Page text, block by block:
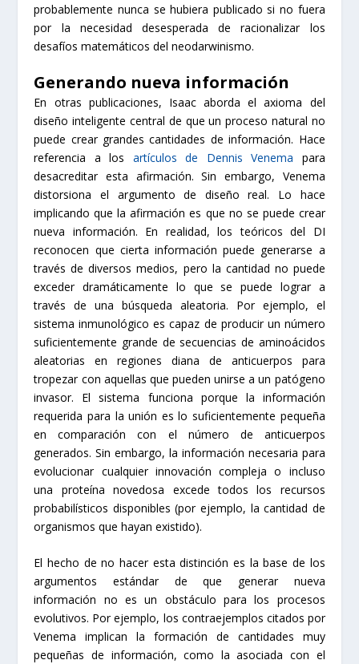
probablemente nunca se hubiera publicado si no fuera
por la necesidad desesperada de racionalizar los
desafíos matemáticos del neodarwinismo.
Generando nueva información
En otras publicaciones, Isaac aborda el axioma del
diseño inteligente central de que un proceso natural no
puede crear grandes cantidades de información. Hace
referencia a los artículos de Dennis Venema para
desacreditar esta afirmación. Sin embargo, Venema
distorsiona el argumento de diseño real. Lo hace
implicando que la afirmación es que no se puede crear
nueva información. En realidad, los teóricos del DI
reconocen que cierta información puede generarse a
través de diversos medios, pero la cantidad no puede
exceder dramáticamente lo que se puede lograr a
través de una búsqueda aleatoria. Por ejemplo, el
sistema inmunológico es capaz de producir un número
suficientemente grande de secuencias de aminoácidos
aleatorias en regiones diana de anticuerpos para
tropezar con aquellas que pueden unirse a un patógeno
invasor. El sistema funciona porque la información
requerida para la unión es lo suficientemente pequeña
en comparación con el número de anticuerpos
generados. Sin embargo, la información necesaria para
evolucionar cualquier innovación compleja o incluso
una proteína novedosa excede todos los recursos
probabilísticos disponibles (por ejemplo, la cantidad de
organismos que hayan existido).
El hecho de no hacer esta distinción es la base de los
argumentos estándar de que generar nueva
información no es un obstáculo para los procesos
evolutivos. Por ejemplo, los contraejemplos citados por
Venema implican la formación de cantidades muy
pequeñas de información, como la asociada con el